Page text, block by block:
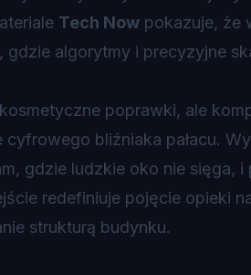
Tech Now pokazuje, że
algorytmy i precyzyjne
poprawki, ale
bliźniaka pałacu.
gdzie ludzkie oko nie sięga,
redefiniuje pojęcie opieki
strukturą budynku.